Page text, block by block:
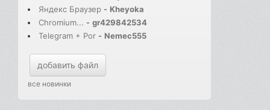
Яндекс Браузер - Kheyoka
Chromium... - gr429842534
Telegram + Por - Nemec555
добавить файл
все новинки